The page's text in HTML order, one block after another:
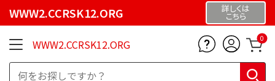
WWW2.CCRSK12.ORG 詳しくは
こちら
WWW2.CCRSK12.ORG 0